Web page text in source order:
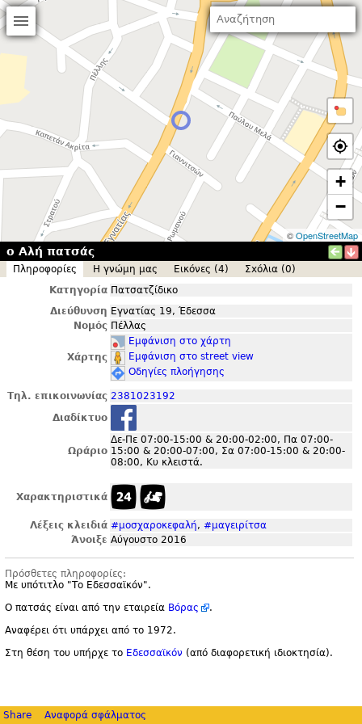
+
−
©OpenStreetMap
ο Αλή πατσάς
Πληροφορίες Η γνώμη μας Εικόνες (4)
Σxόλια (0)
Κατηγορία Πατσατζίδικο
Διεύθυνση Εγνατίας 19, Έδεσσα
Νομός Πέλλας
Χάρτης
Εμφάνιση στο χάρτη
Εμφάνιση στο street view
Οδηγίες πλοήγησης
Τηλ. επικοινωνίας 2381023192
Διαδίκτυο
Ωράριο
Δε-Πε 07:00-15:00 & 20:00-02:00, Πα 07:00-
15:00 & 20:00-07:00, Σα 07:00-15:00 & 20:00-
08:00, Κυ κλειστά.
Χαρακτηριστικά
Λέξεις κλειδιά #μοσχαροκεφαλή, #μαγειρίτσα
Άνοιξε Αύγουστο 2016
Πρόσθετες πληροφορίες:
Με υπότιτλο "Το Εδεσσαϊκόν".
Ο πατσάς είναι από την εταιρεία Βόρας
.
Αναφέρει ότι υπάρχει από το 1972.
Στη θέση του υπήρχε το Εδεσσαϊκόν (από διαφορετική ιδιοκτησία).
Share Αναφορά σφάλματος